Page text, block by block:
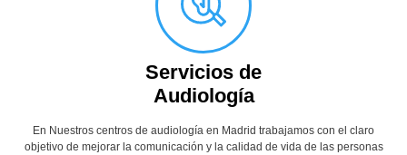
Servicios de
Audiología
En Nuestros centros de audiología en Madrid trabajamos con el claro
objetivo de mejorar la comunicación y la calidad de vida de las personas